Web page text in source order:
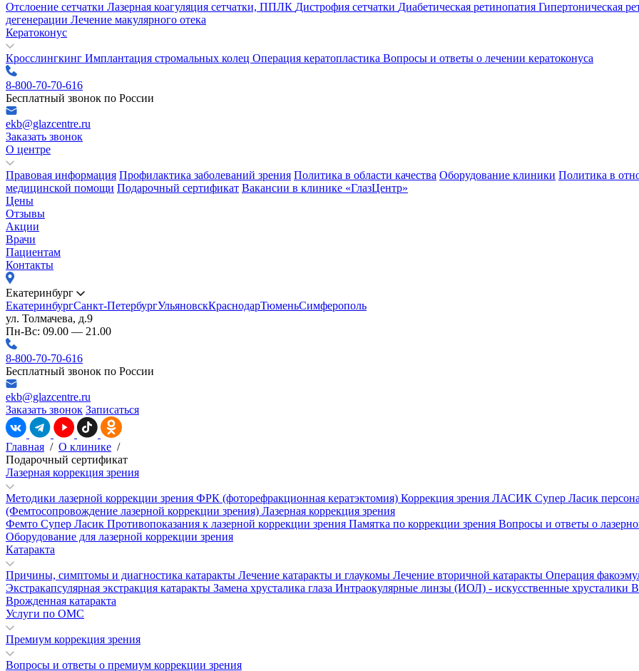
Отслоение сетчатки Лазерная коагуляция сетчатки, ППЛК Дистрофия сетчатки Диабетическая ретинопатия Гипертоническая
дегенерации Лечение макулярного отека
Кератоконус
Кросслингкинг Имплантация стромальных колец Операция кератопластика Вопросы и ответы о лечении кератоконуса
8-800-70-70-616
Бесплатный звонок по России
ekb@glazcentre.ru
Заказать звонок
О центре
Правовая информация Профилактика заболеваний зрения Политика в области качества Оборудование клиники Политика в
медицинской помощи Подарочный сертификат Вакансии в клинике «ГлазЦентр»
Цены
Отзывы
Акции
Врачи
Пациентам
Контакты
Екатеринбург
ЕкатеринбургСанкт-ПетербургУльяновскКраснодарТюменьСимферополь
ул. Толмачева, д.9
Пн-Вс: 09.00 — 21.00
8-800-70-70-616
Бесплатный звонок по России
ekb@glazcentre.ru
Заказать звонок Записаться
Главная / О клинике /
Подарочный сертификат
Лазерная коррекция зрения
Методики лазерной коррекции зрения ФРК (фоторефракционная кератэктомия) Коррекция зрения ЛАСИК Супер Ласик
(Фемтосопровождение лазерной коррекции зрения) Лазерная коррекция зрения
Фемто Супер Ласик Противопоказания к лазерной коррекции зрения Памятка по коррекции зрения Вопросы и ответы о
Оборудование для лазерной коррекции зрения
Катаракта
Причины, симптомы и диагностика катаракты Лечение катаракты и глаукомы Лечение вторичной катаракты Операция
Экстракапсулярная экстракция катаракты Замена хрусталика глаза Интраокулярные линзы (ИОЛ) - искусственные хрусталики
Врожденная катаракта
Услуги по ОМС
Премиум коррекция зрения
Вопросы и ответы о премиум коррекции зрения